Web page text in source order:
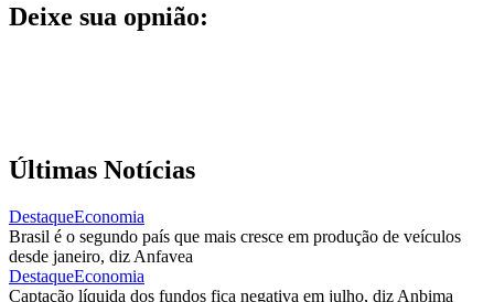
Deixe sua opnião:
Últimas Notícias
DestaqueEconomia
Brasil é o segundo país que mais cresce em produção de veículos
desde janeiro, diz Anfavea
DestaqueEconomia
Captação líquida dos fundos fica negativa em julho, diz Anbima